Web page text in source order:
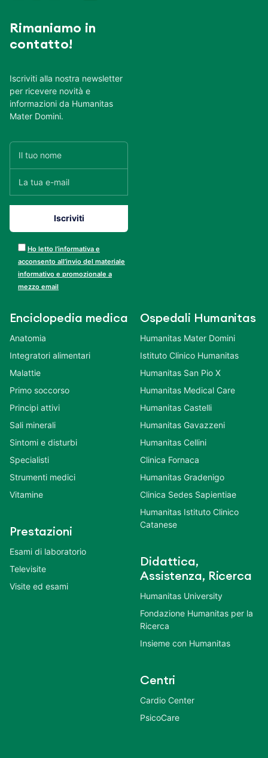
Rimaniamo in
contatto!
Iscriviti alla nostra newsletter
per ricevere novità e
informazioni da Humanitas
Mater Domini.
Ho letto l’informativa e
acconsento all’invio del materiale
informativo e promozionale a
mezzo email
Enciclopedia medica
Anatomia
Integratori alimentari
Malattie
Primo soccorso
Principi attivi
Sali minerali
Sintomi e disturbi
Specialisti
Strumenti medici
Vitamine
Prestazioni
Esami di laboratorio
Televisite
Visite ed esami
Ospedali Humanitas
Humanitas Mater Domini
Istituto Clinico Humanitas
Humanitas San Pio X
Humanitas Medical Care
Humanitas Castelli
Humanitas Gavazzeni
Humanitas Cellini
Clinica Fornaca
Humanitas Gradenigo
Clinica Sedes Sapientiae
Humanitas Istituto Clinico
Catanese
Didattica,
Assistenza, Ricerca
Humanitas University
Fondazione Humanitas per la
Ricerca
Insieme con Humanitas
Centri
Cardio Center
PsicoCare